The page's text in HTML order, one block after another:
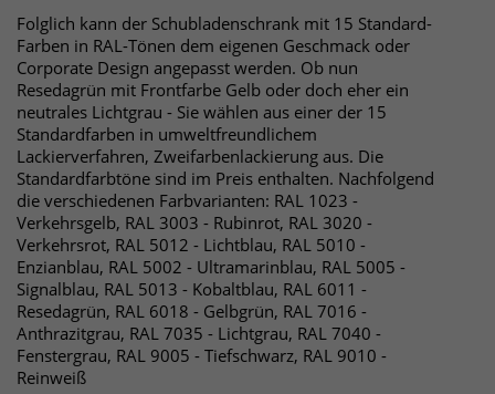
Folglich kann der Schubladenschrank mit 15 Standard-
Farben in RAL-Tönen dem eigenen Geschmack oder
Corporate Design angepasst werden. Ob nun
Resedagrün mit Frontfarbe Gelb oder doch eher ein
neutrales Lichtgrau - Sie wählen aus einer der 15
Standardfarben in umweltfreundlichem
Lackierverfahren, Zweifarbenlackierung aus. Die
Standardfarbtöne sind im Preis enthalten. Nachfolgend
die verschiedenen Farbvarianten: RAL 1023 -
Verkehrsgelb, RAL 3003 - Rubinrot, RAL 3020 -
Verkehrsrot, RAL 5012 - Lichtblau, RAL 5010 -
Enzianblau, RAL 5002 - Ultramarinblau, RAL 5005 -
Signalblau, RAL 5013 - Kobaltblau, RAL 6011 -
Resedagrün, RAL 6018 - Gelbgrün, RAL 7016 -
Anthrazitgrau, RAL 7035 - Lichtgrau, RAL 7040 -
Fenstergrau, RAL 9005 - Tiefschwarz, RAL 9010 -
Reinweiß
Zweck
Analysebericht der Website zu
verfolgen. Die Cookies speichern
Informationen anonym und weisen
eine randoly generierte Nummer zu,
um eindeutige Besucher zu
identifizieren. Die Daten werde lokal
auf unserem Server gespeichert und
sind damit externen Unternehmen
unzugänglich.
Name _pk_ref
Anbieter Matomo
Laufzeit